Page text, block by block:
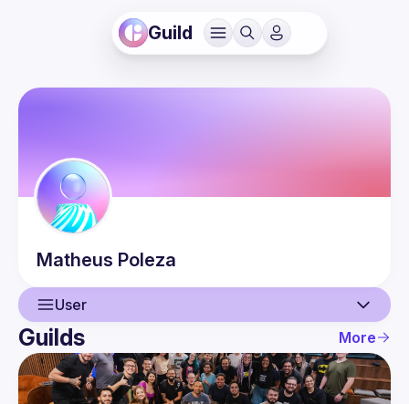
Guild
Matheus Poleza
User
User
Events
Guilds More